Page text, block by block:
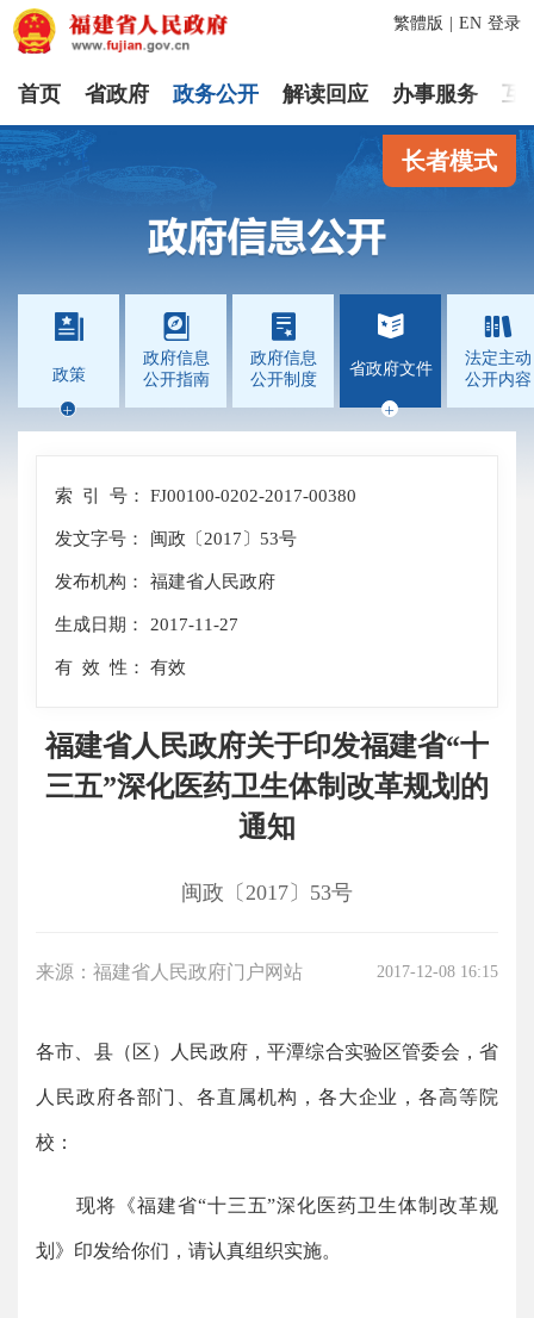
登录
繁體版 EN
首页 省政府 政务公开 解读回应 办事服务 互
长者模式
政策


政府信息
公开指南

政府信息
公开制度

省政府文件


法定主动
公开内容
索 引 号： FJ00100-0202-2017-00380
发文字号： 闽政〔2017〕53号
发布机构： 福建省人民政府
生成日期： 2017-11-27
有 效 性： 有效
福建省人民政府关于印发福建省“十
三五”深化医药卫生体制改革规划的
通知
闽政〔2017〕53号
来源：福建省人民政府门户网站 2017-12-08 16:15
各市、县（区）人民政府，平潭综合实验区管委会，省
人民政府各部门、各直属机构，各大企业，各高等院
校：
现将《福建省“十三五”深化医药卫生体制改革规
划》印发给你们，请认真组织实施。